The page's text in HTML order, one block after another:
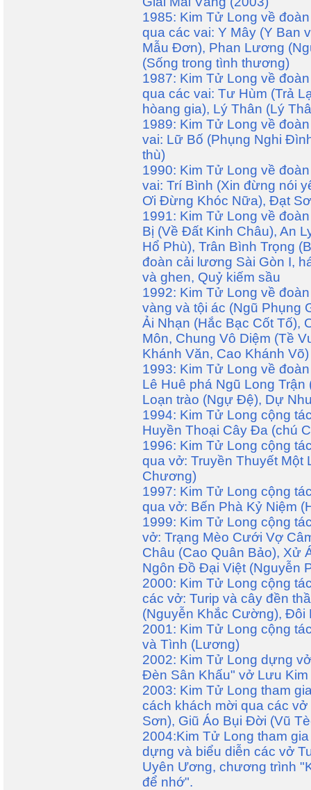
1985: Kim Tử Long về
qua các vai: Y Mây (Y Ban
Mẫu Đơn), Phan Lương
(Sống trong tình thương)
1987: Kim Tử Long về
qua các vai: Tư Hùm (Trả
hòang gia), Lý Thân (Lý
1989: Kim Tử Long về
vai: Lữ Bố (Phụng Nghi
thù)
1990: Kim Tử Long về
vai: Trí Bình (Xin đừng nói
Ơi Đừng Khóc Nữa), Đạt
1991: Kim Tử Long về
Bị (Về Đất Kinh Châu), An
Hổ Phù), Trân Bình Trọng
đoàn cải lương Sài Gòn I,
và ghen, Quỷ kiếm sầu
1992: Kim Tử Long về
vàng và tội ác (Ngũ Phụng
Ải Nhạn (Hắc Bạc Cốt Tố),
Môn, Chung Vô Diệm (Tề
Khánh Văn, Cao Khánh Võ)
1993: Kim Tử Long về
Lê Huê phá Ngũ Long
Loạn trào (Ngự Đệ), Dự
1994: Kim Tử Long cộng
Huyền Thoại Cây Đa (chú
1996: Kim Tử Long cộng
qua vở: Truyền Thuyết Một
Chương)
1997: Kim Tử Long cộng
qua vở: Bến Phà Kỷ Niệm
1999: Kim Tử Long cộng
vở: Trạng Mèo Cưới Vợ
Châu (Cao Quân Bảo), Xử
Ngôn Đồ Đại Việt (Nguyễn
2000: Kim Tử Long cộng
các vở: Turip và cây đền
(Nguyễn Khắc Cường), Đôi
2001: Kim Tử Long cộng
và Tình (Lương)
2002: Kim Tử Long dựng
Đèn Sân Khấu" vở Lưu
2003: Kim Tử Long tham
cách khách mời qua các
Sơn), Giũ Áo Bụi Đời (Vũ
2004:Kim Tử Long tham
dựng và biểu diễn các vở
Uyên Ương, chương trình
để nhớ".